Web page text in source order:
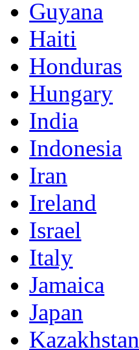
Guyana
Haiti
Honduras
Hungary
India
Indonesia
Iran
Ireland
Israel
Italy
Jamaica
Japan
Kazakhstan